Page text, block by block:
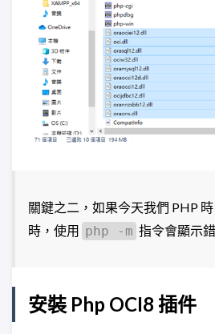
關鍵之二，如果今天我們 PHP
時，使用 php -m 指令會顯示
安裝 Php OCI8 插件